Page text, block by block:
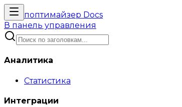
поптимайзер Docs
В панель управления
Аналитика
Статистика
Интеграции